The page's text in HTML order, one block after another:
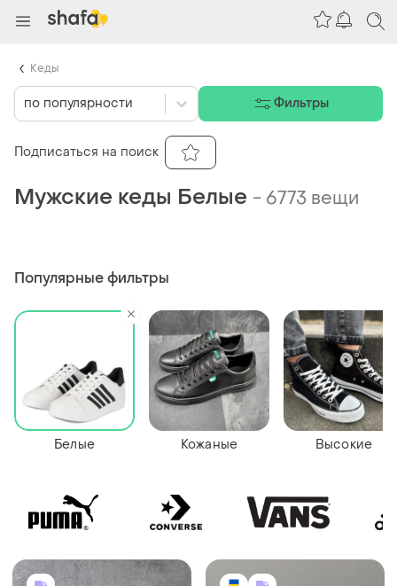
Мужские кеды Белые - 6773 вещи
Популярные фильтры
Белые Кожаные Высокие
по популярности Фильтры
Подписаться на поиск
Кеды